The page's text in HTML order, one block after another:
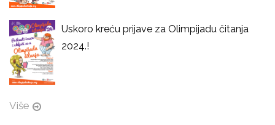
Uskoro kreću prijave za Olimpijadu čitanja
2024.!
Više